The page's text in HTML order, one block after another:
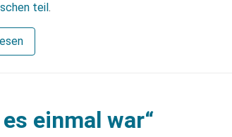
teil.
einmal war“